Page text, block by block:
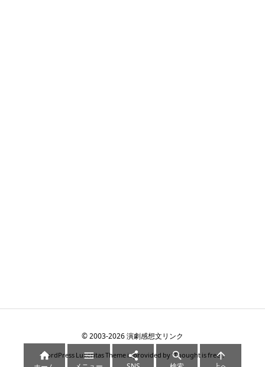
©2003-2026演劇感想文リンク
WordPress Luxeritas Theme is provided by "Thought is free".
    